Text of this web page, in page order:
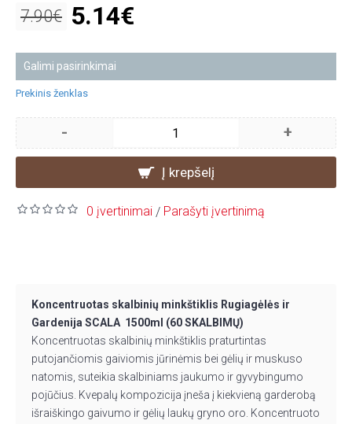
7.90€ 5.14€
Galimi pasirinkimai
Prekinis ženklas
- +
Į krepšelį
0 įvertinimai / Parašyti įvertinimą
Koncentruotas skalbinių minkštiklis Rugiagėlės ir
Gardenija SCALA 1500ml (60 SKALBIMŲ)
Koncentruotas skalbinių minkštiklis praturtintas
putojančiomis gaiviomis jūrinėmis bei gėlių ir muskuso
natomis, suteikia skalbiniams jaukumo ir gyvybingumo
pojūčius. Kvepalų kompozicija įneša į kiekvieną garderobą
išraiškingo gaivumo ir gėlių laukų gryno oro. Koncentruoto